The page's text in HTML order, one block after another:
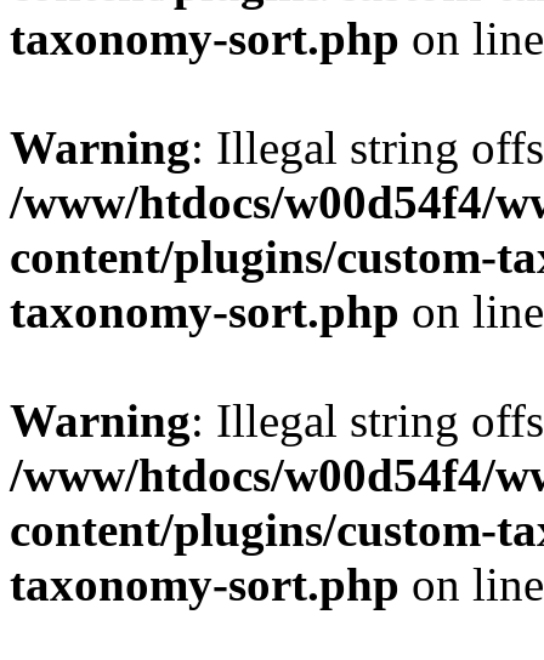
taxonomy-sort.php on
Warning: Illegal string
/www/htdocs/w00d54f4/
content/plugins/custom-
taxonomy-sort.php on
Warning: Illegal string
/www/htdocs/w00d54f4/
content/plugins/custom-
taxonomy-sort.php on